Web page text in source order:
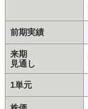
前期実績
来期
見通し
1単元